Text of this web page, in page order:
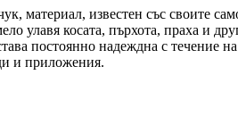
материал, известен със своите
улавя косата, пърхота, праха и
постоянно надеждна с течение
и приложения.